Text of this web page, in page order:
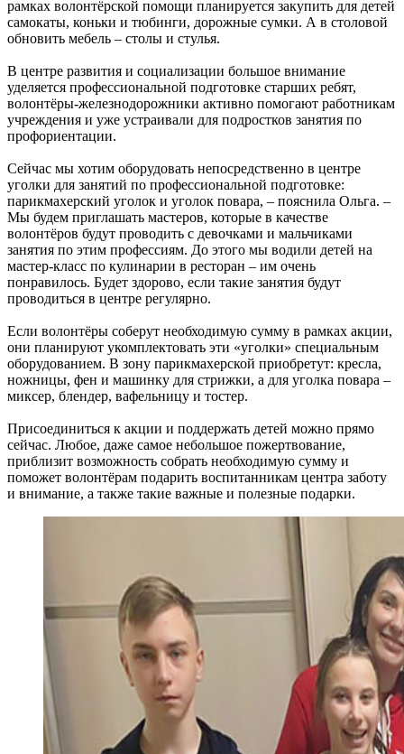
рамках волонтёрской помощи планируется закупить для детей
самокаты, коньки и тюбинги, дорожные сумки. А в столовой
обновить мебель – столы и стулья.
В центре развития и социализации большое внимание
уделяется профессиональной подготовке старших ребят,
волонтёры-железнодорожники активно помогают работникам
учреждения и уже устраивали для подростков занятия по
профориентации.
Сейчас мы хотим оборудовать непосредственно в центре
уголки для занятий по профессиональной подготовке:
парикмахерский уголок и уголок повара, – пояснила Ольга. –
Мы будем приглашать мастеров, которые в качестве
волонтёров будут проводить с девочками и мальчиками
занятия по этим профессиям. До этого мы водили детей на
мастер-класс по кулинарии в ресторан – им очень
понравилось. Будет здорово, если такие занятия будут
проводиться в центре регулярно.
Если волонтёры соберут необходимую сумму в рамках акции,
они планируют укомплектовать эти «уголки» специальным
оборудованием. В зону парикмахерской приобретут: кресла,
ножницы, фен и машинку для стрижки, а для уголка повара –
миксер, блендер, вафельницу и тостер.
Присоединиться к акции и поддержать детей можно прямо
сейчас. Любое, даже самое небольшое пожертвование,
приблизит возможность собрать необходимую сумму и
поможет волонтёрам подарить воспитанникам центра заботу
и внимание, а также такие важные и полезные подарки.